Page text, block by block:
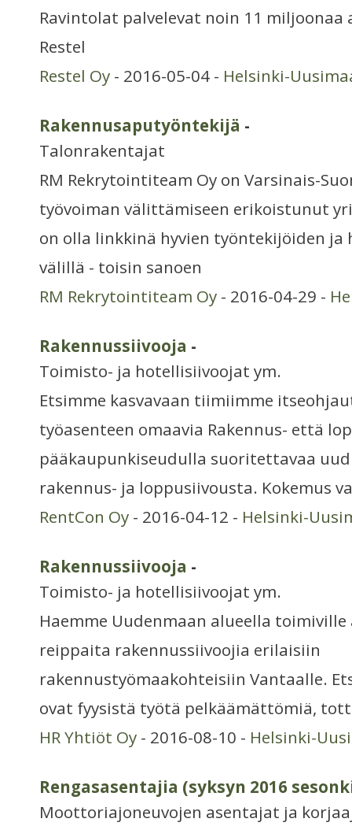
Ravintolat palvelevat noin 11
Restel
Restel Oy - 2016-05-04 - Helsinki-
Rakennusaputyöntekijä -
Talonrakentajat
RM Rekrytointiteam Oy on Varsinais-
työvoiman välittämiseen erikoistunut
on olla linkkinä hyvien työntekijöiden ja
välillä - toisin sanoen
RM Rekrytointiteam Oy - 2016-04-29 -
Rakennussiivooja -
Toimisto- ja hotellisiivoojat ym.
Etsimme kasvavaan tiimiimme
työasenteen omaavia Rakennus- että
pääkaupunkiseudulla suoritettavaa
rakennus- ja loppusiivousta. Kokemus
RentCon Oy - 2016-04-12 - Helsinki-
Rakennussiivooja -
Toimisto- ja hotellisiivoojat ym.
Haemme Uudenmaan alueella
reippaita rakennussiivoojia erilaisiin
rakennustyömaakohteisiin Vantaalle.
ovat fyysistä työtä pelkäämättömiä,
HR Yhtiöt Oy - 2016-08-10 - Helsinki-
Rengasasentajia (syksyn 2016
Moottoriajoneuvojen asentajat ja